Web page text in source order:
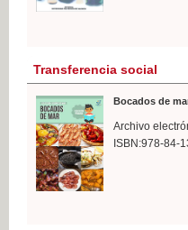
Transferencia social
Bocados de
Archivo
ISBN:978-84-